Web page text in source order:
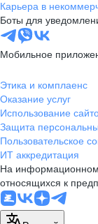
Карьера в
Боты для
Мобильное
Этика и комплаенс
Оказание услуг
Использование
Защита
Пользовательское
ИТ аккредитация
На
относящихся к